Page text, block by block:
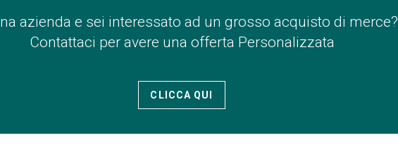
azienda e sei interessato ad un grosso acquisto di merce?
Contattaci per avere una offerta Personalizzata
CLICCA QUI